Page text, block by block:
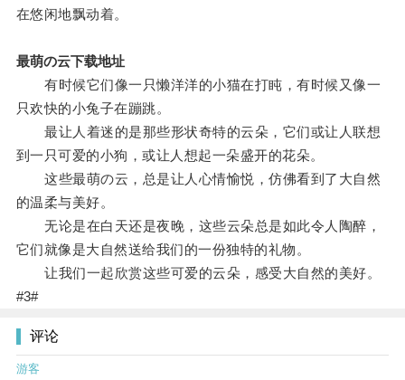
在悠闲地飘动着。
最萌の云下载地址
有时候它们像一只懒洋洋的小猫在打盹，有时候又像一
只欢快的小兔子在蹦跳。
最让人着迷的是那些形状奇特的云朵，它们或让人联想
到一只可爱的小狗，或让人想起一朵盛开的花朵。
这些最萌の云，总是让人心情愉悦，仿佛看到了大自然
的温柔与美好。
无论是在白天还是夜晚，这些云朵总是如此令人陶醉，
它们就像是大自然送给我们的一份独特的礼物。
让我们一起欣赏这些可爱的云朵，感受大自然的美好。
#3#
评论
游客